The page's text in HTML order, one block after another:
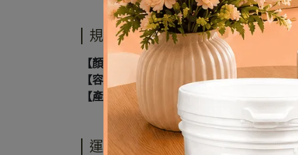
規格說明
【顏色】
長春花藍/和風灰/微風香草/咖啡歐
【容量】
600g/1kg
【產地】
台灣
運送方式